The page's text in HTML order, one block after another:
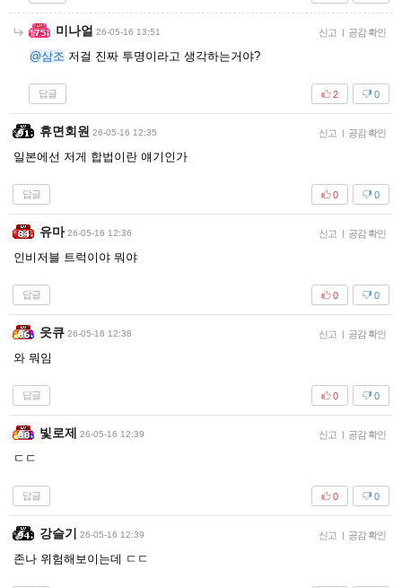
미나얼 26-05-16 13:51 신고 공감 확인
@삼조 저걸 진짜 투명이라고 생각하는거야?
답글 0
2
휴면회원 26-05-16 12:35 신고 공감 확인
일본에선 저게 합법이란 얘기인가
답글 0
0
유마 26-05-16 12:36 신고 공감 확인
인비저블 트럭이야 뭐야
답글 0
0
읏큐 26-05-16 12:38 신고 공감 확인
와 뭐임
답글 0
0
빛로제 26-05-16 12:39 신고 공감 확인
ㄷㄷ
답글 0
0
강슬기 26-05-16 12:39 신고 공감 확인
존나 위험해보이는데 ㄷㄷ